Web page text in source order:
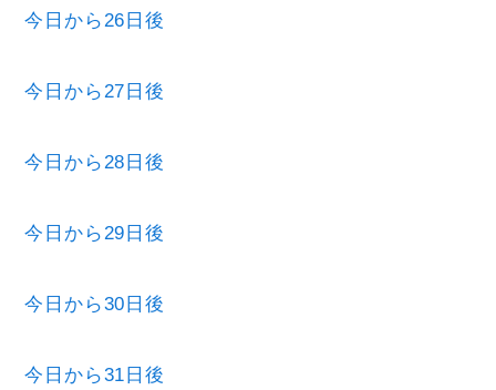
今日から26日後
今日から27日後
今日から28日後
今日から29日後
今日から30日後
今日から31日後